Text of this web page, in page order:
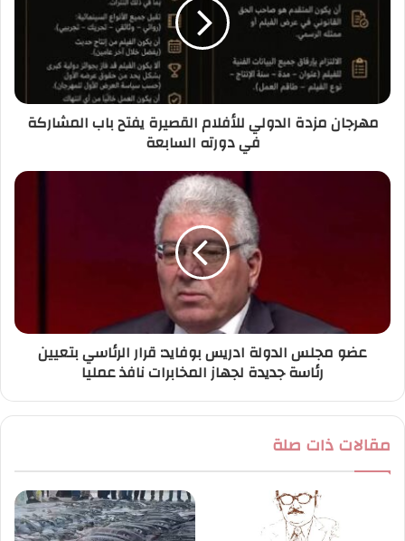
ر
مهرجان مزدة الدولي للأفلام القصيرة يفتح باب المشاركة
في دورته السابعة
عضو مجلس الدولة ادريس بوفايد: قرار الرئاسي بتعيين
رئاسة جديدة لجهاز المخابرات نافذ عمليا
مقالات ذات صلة